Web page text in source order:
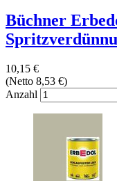
Büchner
10,15 €
(Netto 8,53 €)
Anzahl